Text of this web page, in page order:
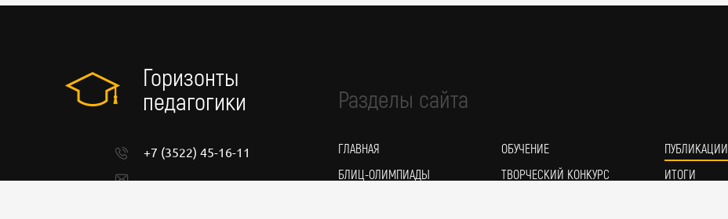
Горизонты
педагогики
+7 (3522) 45-16-11
Разделы сайта
ГЛАВНАЯ ОБУЧЕНИЕ ПУБЛИКАЦИИ
БЛИЦ-ОЛИМПИАДЫ
ТВОРЧЕСКИЙ КОНКУРС ИТОГИ